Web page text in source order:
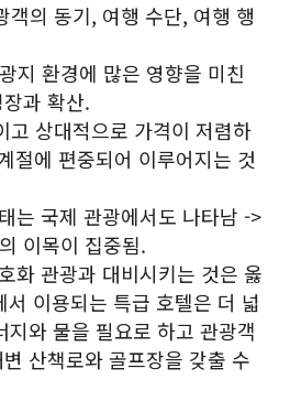
객의 동기, 여행 수단, 여행 행
지 환경에 많은 영향을 미친
과 확산.
고 상대적으로 가격이 저렴하
절에 편중되어 이루어지는 것
는 국제 관광에서도 나타남 ->
이목이 집중됨.
화 관광과 대비시키는 것은 옳
이용되는 특급 호텔은 더 넓
지와 물을 필요로 하고 관광객
산책로와 골프장을 갖출 수